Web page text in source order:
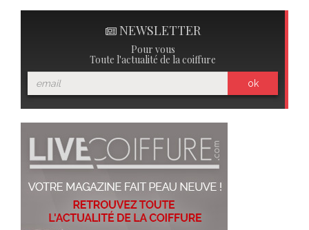
NEWSLETTER
Pour vous
Toute l'actualité de la coiffure
ok